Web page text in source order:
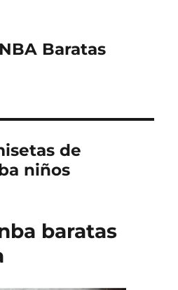
Baratas
de
niños
baratas